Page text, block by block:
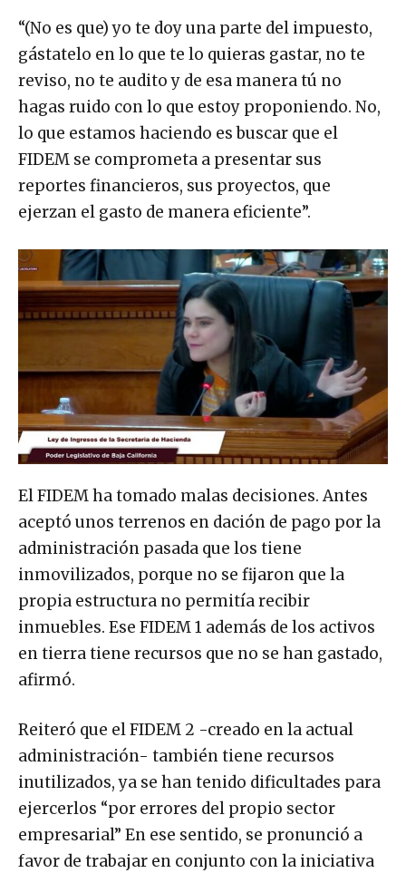
“(No es que) yo te doy una parte del impuesto,
gástatelo en lo que te lo quieras gastar, no te
reviso, no te audito y de esa manera tú no
hagas ruido con lo que estoy proponiendo. No,
lo que estamos haciendo es buscar que el
FIDEM se comprometa a presentar sus
reportes financieros, sus proyectos, que
ejerzan el gasto de manera eficiente”.
El FIDEM ha tomado malas decisiones. Antes
aceptó unos terrenos en dación de pago por la
administración pasada que los tiene
inmovilizados, porque no se fijaron que la
propia estructura no permitía recibir
inmuebles. Ese FIDEM 1 además de los activos
en tierra tiene recursos que no se han gastado,
afirmó.
Reiteró que el FIDEM 2 -creado en la actual
administración- también tiene recursos
inutilizados, ya se han tenido dificultades para
ejercerlos “por errores del propio sector
empresarial” En ese sentido, se pronunció a
favor de trabajar en conjunto con la iniciativa